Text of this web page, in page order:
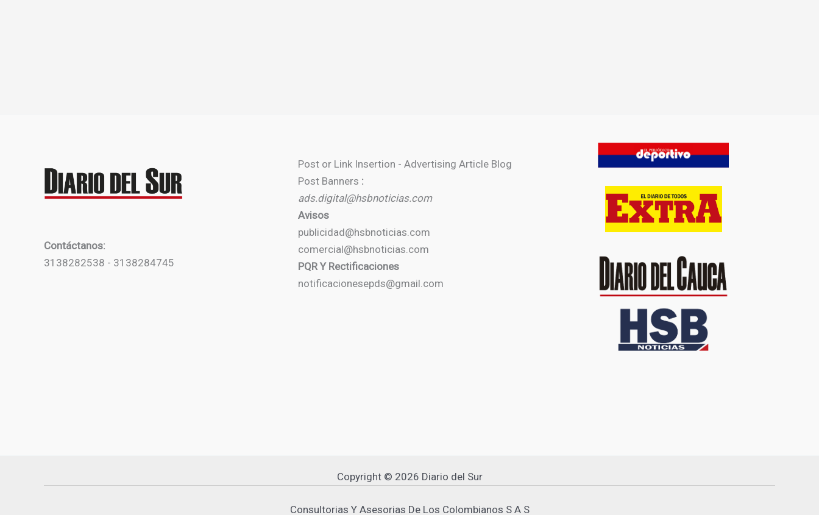
Contáctanos:
3138282538 - 3138284745
Post or Link Insertion - Advertising Article Blog
Post Banners :
ads.digital@hsbnoticias.com
Avisos
publicidad@hsbnoticias.com
comercial@hsbnoticias.com
PQR Y Rectificaciones
notificacionesepds@gmail.com
Copyright © 2026 Diario del Sur
Consultorias Y Asesorias De Los Colombianos S A S